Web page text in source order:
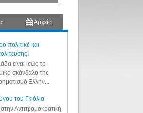
Αρχείο
πολιτικό και
είναι ίσως το
σκάνδαλο της
Ελλήν...
του Γκιόλια
Αντιτρομοκρατική